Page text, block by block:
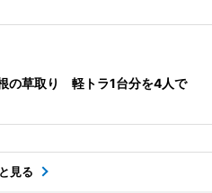
の草取り 軽トラ1台分を4人で
見る